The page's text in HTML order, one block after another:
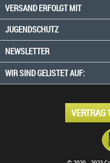
VERSAND ERFOLGT MIT
JUGENDSCHUTZ
NEWSLETTER
WIR SIND GELISTET AUF:
VERTRAG